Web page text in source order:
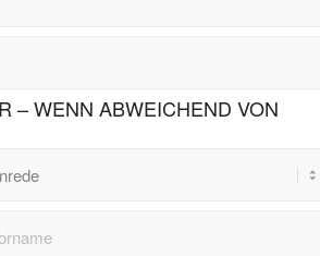
– WENN ABWEICHEND VON